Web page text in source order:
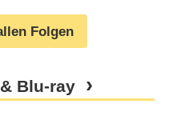
Folgen
Blu-ray